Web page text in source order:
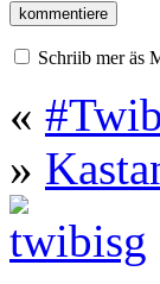
Schriib mer äs
«
»